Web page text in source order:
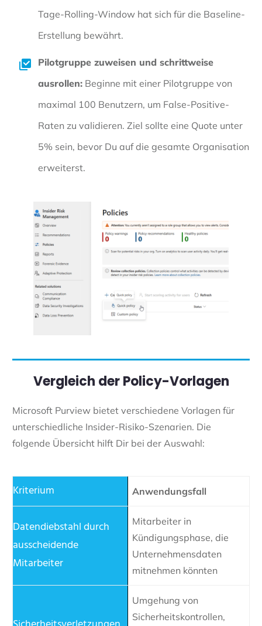
Tage-Rolling-Window hat sich für die Baseline-
Erstellung bewährt.
Pilotgruppe zuweisen und schrittweise
ausrollen: Beginne mit einer Pilotgruppe von
maximal 100 Benutzern, um False-Positive-
Raten zu validieren. Ziel sollte eine Quote unter
5% sein, bevor Du auf die gesamte Organisation
erweiterst.
Vergleich der Policy-Vorlagen
Microsoft Purview bietet verschiedene Vorlagen für
unterschiedliche Insider-Risiko-Szenarien. Die
folgende Übersicht hilft Dir bei der Auswahl:
Anwendungsfall
Mitarbeiter in
Kündigungsphase, die
Unternehmensdaten
mitnehmen könnten
Umgehung von
Sicherheitskontrollen,